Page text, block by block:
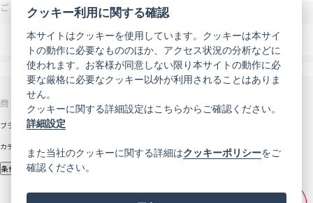
ご注文・お問い合わせはこちら
電話 0120-007-444
受付時間 9:00～18:00（年末年始などを除く）
メール お問い合わせフォーム
商品を探す
ブランドから探す
カテゴリから探す
条件から探す
サポート
初めての方へ
クッキー利用に関する確認
本サイトはクッキーを使用しています。クッキーは本サイ
トの動作に必要なもののほか、アクセス状況の分析などに
使われます。お客様が同意しない限り本サイトの動作に必
要な厳格に必要なクッキー以外が利用されることはありま
せん。
クッキーに関する詳細設定はこちらからご確認ください。
詳細設定
また当社のクッキーに関する詳細はクッキーポリシーをご
確認ください。